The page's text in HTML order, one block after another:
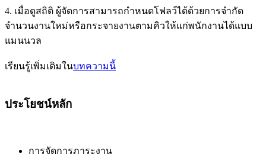
4. เมื่อดูสถิติ ผู้จัดการสามารถกำหนดโฟลว์ได้ด้วยการจำกัด
จำนวนงานใหม่หรือกระจายงานตามคิวให้แก่พนักงานได้แบบ
แมนนวล
เรียนรู้เพิ่มเติมในบทความนี้
ประโยชน์หลัก
การจัดการภาระงาน